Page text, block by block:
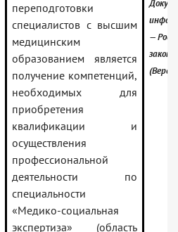
переподготовки
специалистов с высшим
медицинским
образованием является
получение компетенций,
необходимых для
приобретения
квалификации и
осуществления
профессиональной
деятельности по
специальности
«Медико-социальная
экспертиза» (область
—